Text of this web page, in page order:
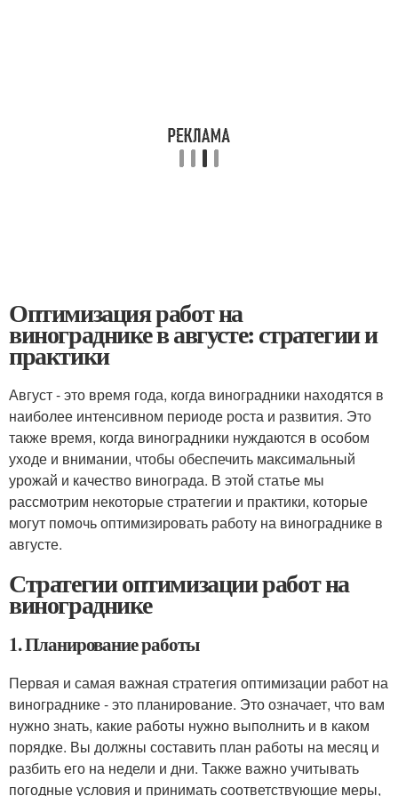
Оптимизация работ на
винограднике в августе: стратегии и
практики
Август - это время года, когда виноградники находятся в
наиболее интенсивном периоде роста и развития. Это
также время, когда виноградники нуждаются в особом
уходе и внимании, чтобы обеспечить максимальный
урожай и качество винограда. В этой статье мы
рассмотрим некоторые стратегии и практики, которые
могут помочь оптимизировать работу на винограднике в
августе.
Стратегии оптимизации работ на
винограднике
1. Планирование работы
Первая и самая важная стратегия оптимизации работ на
винограднике - это планирование. Это означает, что вам
нужно знать, какие работы нужно выполнить и в каком
порядке. Вы должны составить план работы на месяц и
разбить его на недели и дни. Также важно учитывать
погодные условия и принимать соответствующие меры,